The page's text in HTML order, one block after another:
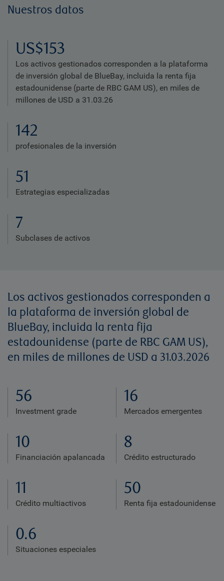
Nuestros datos
US$153
Los activos gestionados corresponden a la plataforma
de inversión global de BlueBay, incluida la renta fija
estadounidense (parte de RBC GAM US), en miles de
millones de USD a 31.03.26
142
profesionales de la inversión
51
Estrategias especializadas
7
Subclases de activos
Los activos gestionados corresponden a
la plataforma de inversión global de
BlueBay, incluida la renta fija
estadounidense (parte de RBC GAM US),
en miles de millones de USD a 31.03.2026
56
Investment grade
16
Mercados emergentes
10
Financiación apalancada
8
Crédito estructurado
11
Crédito multiactivos
50
Renta fija estadounidense
0.6
Situaciones especiales